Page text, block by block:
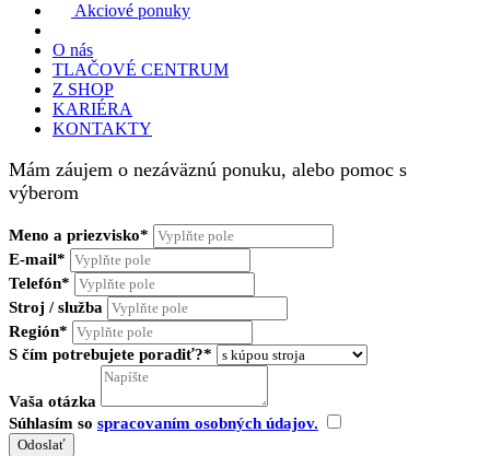
Akciové ponuky
O nás
TLAČOVÉ CENTRUM
Z SHOP
KARIÉRA
KONTAKTY
Mám záujem o nezáväznú ponuku, alebo pomoc s
výberom
Meno a priezvisko*
E-mail*
Telefón*
Stroj / služba
Región*
S čím potrebujete poradiť?*
Vaša otázka
Súhlasím so spracovaním osobných údajov.